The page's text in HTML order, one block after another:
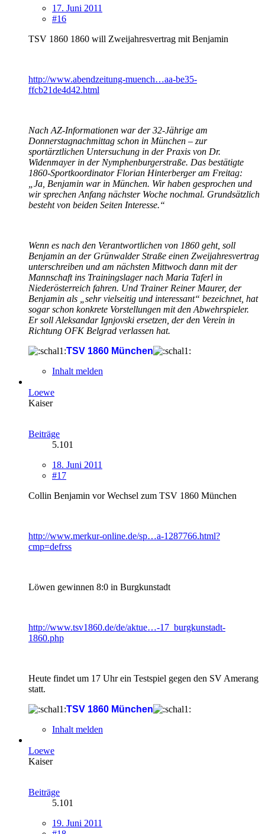
17. Juni 2011
#16
TSV 1860 1860 will Zweijahresvertrag mit Benjamin
http://www.abendzeitung-muench…aa-be35-
ffcb21de4d42.html
Nach AZ-Informationen war der 32-Jährige am
Donnerstagnachmittag schon in München – zur
sportärztlichen Untersuchung in der Praxis von Dr.
Widenmayer in der Nymphenburgerstraße. Das bestätigte
1860-Sportkoordinator Florian Hinterberger am Freitag:
„Ja, Benjamin war in München. Wir haben gesprochen und
wir sprechen Anfang nächster Woche nochmal. Grundsätzlich
besteht von beiden Seiten Interesse.“
Wenn es nach den Verantwortlichen von 1860 geht, soll
Benjamin an der Grünwalder Straße einen Zweijahresvertrag
unterschreiben und am nächsten Mittwoch dann mit der
Mannschaft ins Trainingslager nach Maria Taferl in
Niederösterreich fahren. Und Trainer Reiner Maurer, der
Benjamin als „sehr vielseitig und interessant“ bezeichnet, hat
sogar schon konkrete Vorstellungen mit den Abwehrspieler.
Er soll Aleksandar Ignjovski ersetzen, der den Verein in
Richtung OFK Belgrad verlassen hat.
TSV 1860 München
Inhalt melden
Loewe
Kaiser
Beiträge
5.101
18. Juni 2011
#17
Collin Benjamin vor Wechsel zum TSV 1860 München
http://www.merkur-online.de/sp…a-1287766.html?
cmp=defrss
Löwen gewinnen 8:0 in Burgkunstadt
http://www.tsv1860.de/de/aktue…-17_burgkunstadt-
1860.php
Heute findet um 17 Uhr ein Testspiel gegen den SV Amerang
statt.
TSV 1860 München
Inhalt melden
Loewe
Kaiser
Beiträge
5.101
19. Juni 2011